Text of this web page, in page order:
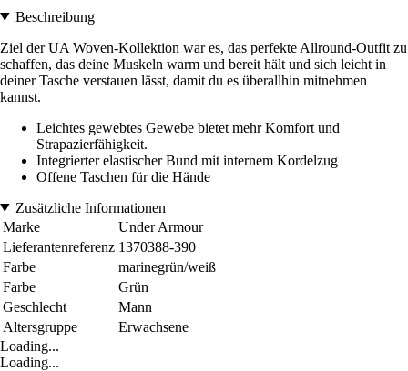
Beschreibung
Ziel der UA Woven-Kollektion war es, das perfekte Allround-Outfit zu
schaffen, das deine Muskeln warm und bereit hält und sich leicht in
deiner Tasche verstauen lässt, damit du es überallhin mitnehmen
kannst.
Leichtes gewebtes Gewebe bietet mehr Komfort und
Strapazierfähigkeit.
Integrierter elastischer Bund mit internem Kordelzug
Offene Taschen für die Hände
Zusätzliche Informationen
Marke
Under Armour
Lieferantenreferenz 1370388-390
Farbe
marinegrün/weiß
Farbe
Grün
Geschlecht
Mann
Altersgruppe
Erwachsene
Loading...
Loading...